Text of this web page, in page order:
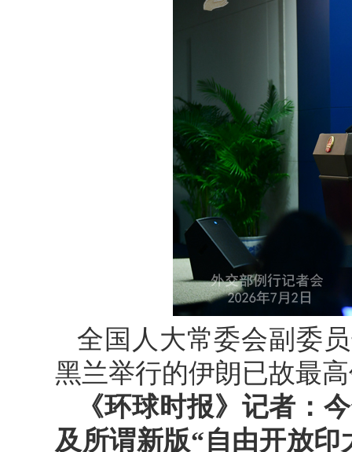
全国人大常委会副委
黑兰举行的伊朗已故最
《环球时报》记者：
及所谓新版“自由开放